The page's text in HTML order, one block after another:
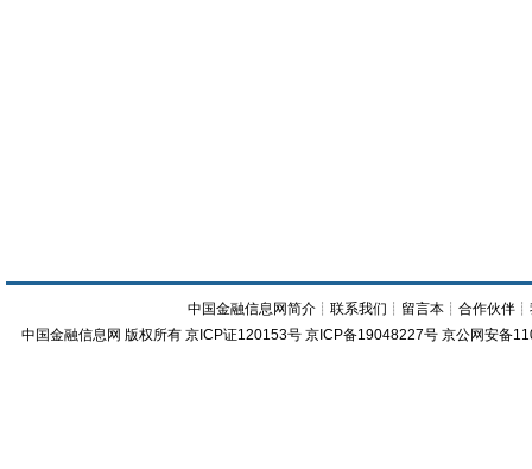
中国金融信息网简介 ┊联系我们 ┊ 留言本 ┊合作伙伴 ┊
中国金融信息网 版权所有 京ICP证120153号 京ICP备19048227号 京公网安备